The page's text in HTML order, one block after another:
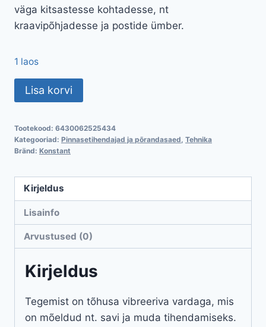
väga kitsastesse kohtadesse, nt
kraavipõhjadesse ja postide ümber.
1 laos
Maantiivistäjä
80
kogus
Lisa korvi
Tootekood: 6430062525434
Kategooriad: Pinnasetihendajad ja põrandasaed Tehnika
Bränd: Konstant
Kirjeldus
Lisainfo
Arvustused (0)
Kirjeldus
Tegemist on tõhusa vibreeriva vardaga, mis
on mõeldud nt. savi ja muda tihendamiseks.